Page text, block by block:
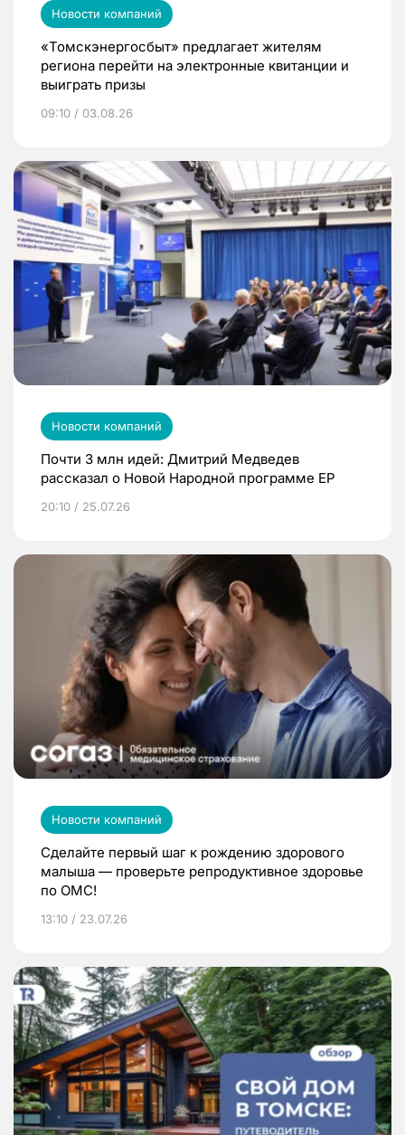
Новости компаний
«Томскэнергосбыт» предлагает жителям
региона перейти на электронные квитанции и
выиграть призы
09:10 / 03.08.26
Новости компаний
Почти 3 млн идей: Дмитрий Медведев
рассказал о Новой Народной программе ЕР
20:10 / 25.07.26
Новости компаний
Сделайте первый шаг к рождению здорового
малыша — проверьте репродуктивное здоровье
по ОМС!
13:10 / 23.07.26